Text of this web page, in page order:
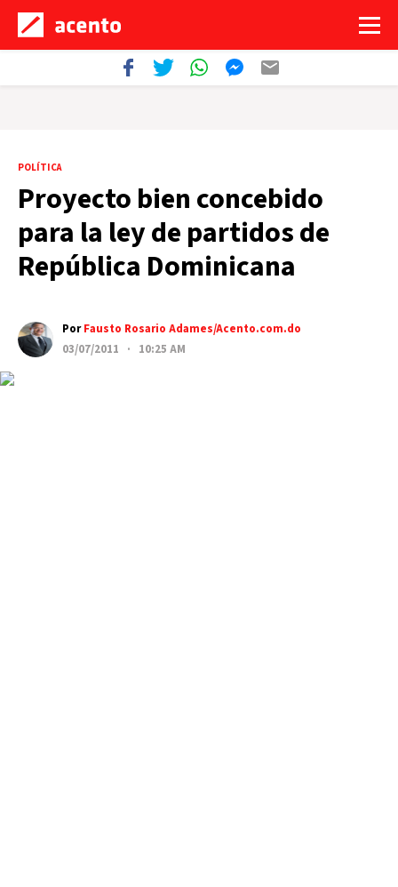
POLÍTICA
Proyecto bien concebido
para la ley de partidos de
República Dominicana
PorFausto Rosario Adames/Acento.com.do
03/07/2011 · 10:25 AM